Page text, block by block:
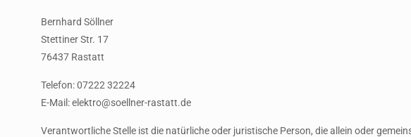
Bernhard Söllner
Stettiner Str. 17
76437 Rastatt
Telefon: 07222 32224
E-Mail: elektro@soellner-rastatt.de
Verantwortliche Stelle ist die natürliche oder juristische Person, die allein oder